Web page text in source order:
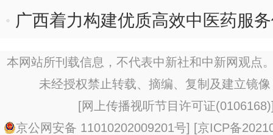
广西着力构建优质高效中医药服
本网站所刊载信息，不代表中新社和中新网观点
未经授权禁止转载、摘编、复制及建立镜
[网上传播视听节目许可证(0106168)
京公网安备 11010202009201号] [京ICP备